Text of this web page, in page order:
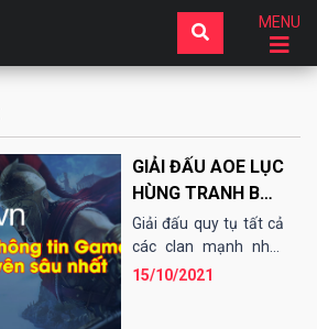
MENU
GIẢI ĐẤU AOE LỤC
HÙNG TRANH BÁ
THÁNG 10/2021 -
ĐI TÌM NHÀ VUA?
Giải đấu quy tụ tất cả
các clan mạnh nhất
của AoE Việt Nam
15/10/2021